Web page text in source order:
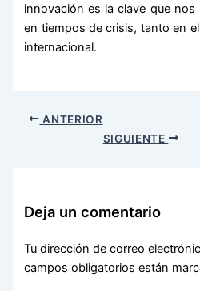
innovación es la clave que nos
en tiempos de crisis, tanto en
internacional.
ANTERIOR
SIGUIENTE
Deja un comentario
Tu dirección de correo
campos obligatorios están